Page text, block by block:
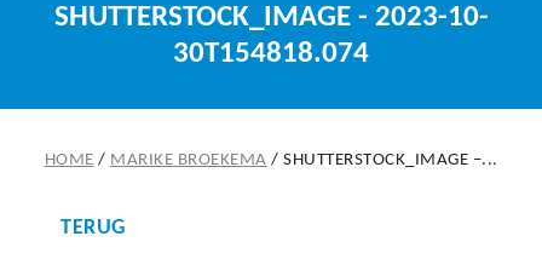
SHUTTERSTOCK_IMAGE - 2023-10-
30T154818.074
HOME / MARIKE BROEKEMA / SHUTTERSTOCK_IMAGE –...
TERUG